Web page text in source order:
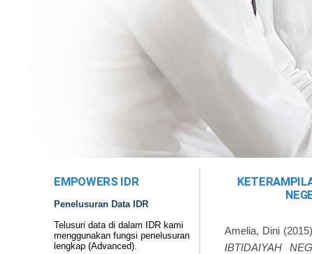
EMPOWERS IDR
Penelusuran Data IDR
Telusuri data di dalam IDR kami
menggunakan fungsi penelusuran
lengkap (Advanced).
Amelia, Dini(2015)
IBTIDAIYAH